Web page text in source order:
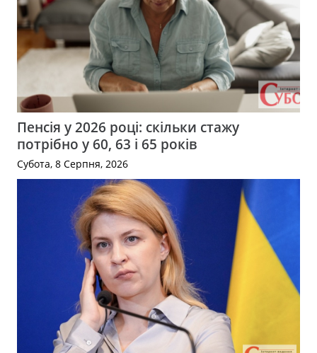
Пенсія у 2026 році: скільки стажу
потрібно у 60, 63 і 65 років
Субота, 8 Серпня, 2026